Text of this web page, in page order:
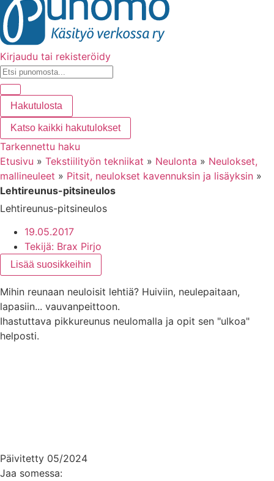
Kirjaudu tai rekisteröidy
Hakutulosta
Katso kaikki hakutulokset
Tarkennettu haku
Etusivu » Tekstiilityön tekniikat » Neulonta » Neulokset,
mallineuleet » Pitsit, neulokset kavennuksin ja lisäyksin »
Lehtireunus-pitsineulos
Lehtireunus-pitsineulos
19.05.2017
Tekijä: Brax Pirjo
Lisää suosikkeihin
Mihin reunaan neuloisit lehtiä? Huiviin, neulepaitaan,
lapasiin... vauvanpeittoon.
Ihastuttava pikkureunus neulomalla ja opit sen "ulkoa"
helposti.
Päivitetty 05/2024
Jaa somessa: